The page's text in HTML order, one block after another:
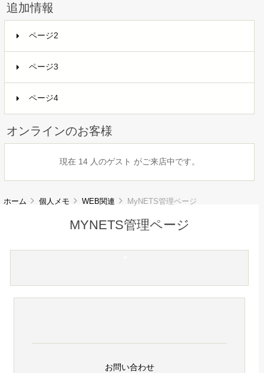
追加情報
ページ2
ページ3
ページ4
オンラインのお客様
現在 14 人のゲスト がご来店中です。
ホーム 個人メモ WEB関連 MyNETS管理ページ
MYNETS管理ページ
お問い合わせ